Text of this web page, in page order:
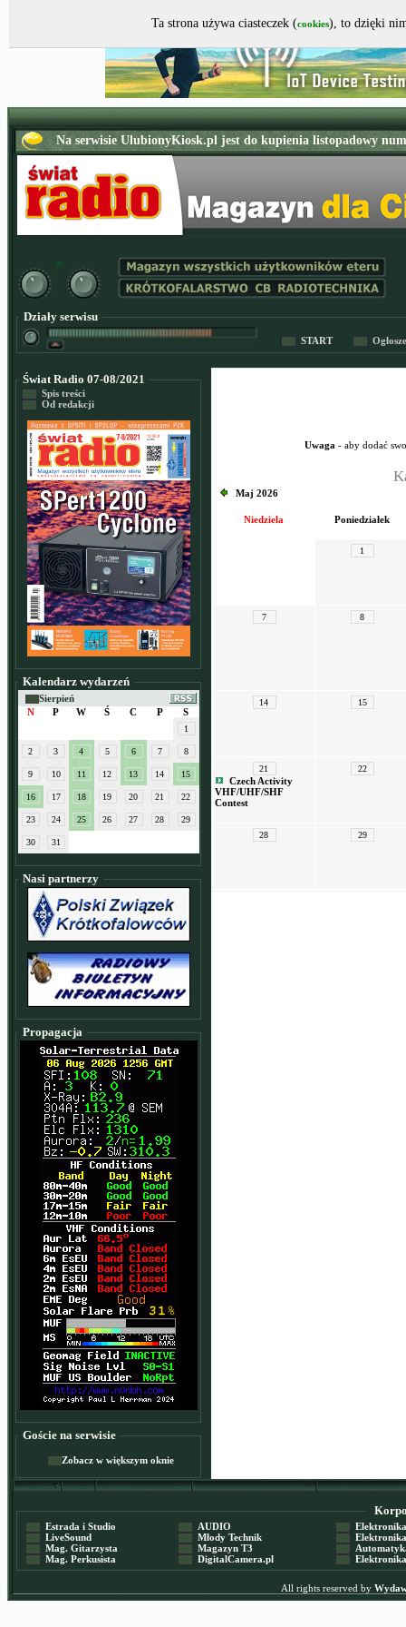
Działy serwisu
START
Świat Radio 07-08/2021
Spis treści
Od redakcji
Kalendarz wydarzeń
Sierpień
N
P W Ś C P S
1
2 3 4 5 6 7 8
9 10 11 12 13 14 15
16 17 18 19 20 21 22
23 24 25 26 27 28 29
30 31
Nasi partnerzy
Propagacja
Goście na serwisie
Zobacz w większym oknie
Uwaga - aby dodać
Maj 2026
Niedziela Poniedziałek
1
7 8
14 15
21
Czech Activity
VHF/UHF/SHF
Contest
22
28 29
Estrada i Studio
LiveSound
Mag. Gitarzysta
Mag. Perkusista
AUDIO
Młody Technik
Magazyn T3
DigitalCamera.pl
Elektronika
Elektronika
Automatyka
Elektronika
All rights reserved by
Ta strona używa ciasteczek (cookies), to dzięki